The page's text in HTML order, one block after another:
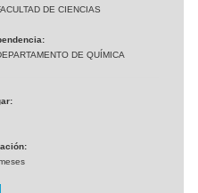
DE CIENCIAS
DE QUÍMICA